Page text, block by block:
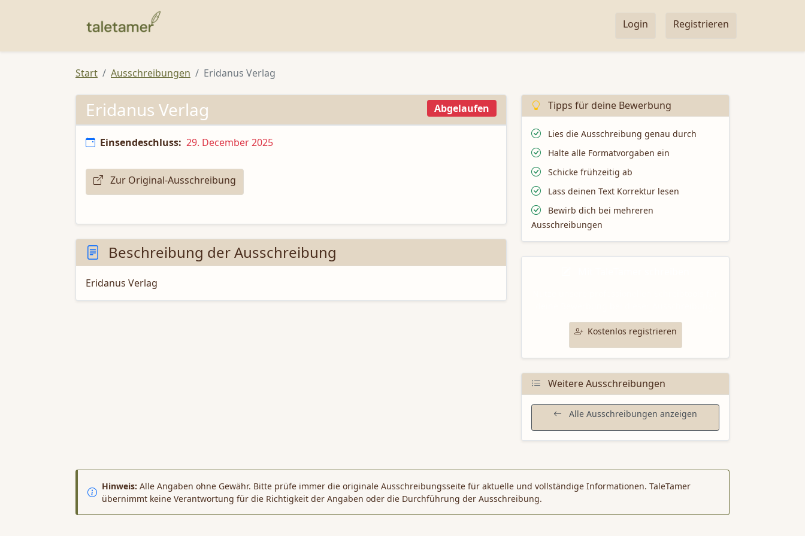
Login Registrieren
Start Ausschreibungen Eridanus Verlag
Eridanus Verlag Abgelaufen
Einsendeschluss: 29. December 2025
Zur Original-Ausschreibung
Beschreibung der Ausschreibung
Eridanus Verlag
Tipps für deine Bewerbung
Lies die Ausschreibung genau durch
Halte alle Formatvorgaben ein
Schicke frühzeitig ab
Lass deinen Text Korrektur lesen
Bewirb dich bei mehreren
Ausschreibungen
Kostenlos registrieren
Weitere Ausschreibungen
Alle Ausschreibungen anzeigen
Hinweis: Alle Angaben ohne Gewähr. Bitte prüfe immer die originale Ausschreibungsseite für aktuelle und vollständige Informationen. TaleTamer
übernimmt keine Verantwortung für die Richtigkeit der Angaben oder die Durchführung der Ausschreibung.